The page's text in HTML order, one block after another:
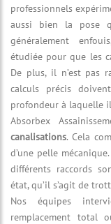
professionnels
aussi bien la pose
généralement
étudiée pour que les
De plus, il n’est pas
calculs précis
profondeur à laquelle
Absorbex
canalisations. Cela
d’une pelle
différents raccords
état, qu’il s’agit de
Nos équipes
remplacement total